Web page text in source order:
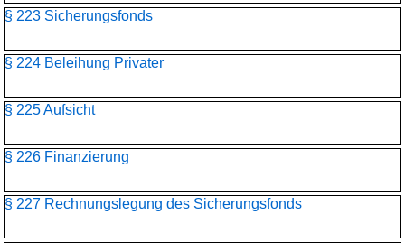
§ 223 Sicherungsfonds
§ 224 Beleihung Privater
§ 225 Aufsicht
§ 226 Finanzierung
§ 227 Rechnungslegung des Sicherungsfonds